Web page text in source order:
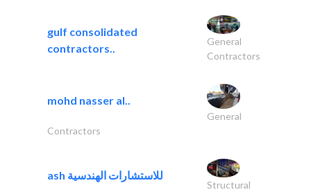
gulf consolidated
contractors..
General
Contractors
mohd nasser al..
General
Contractors
ash للاستشارات الهندسية
Structural